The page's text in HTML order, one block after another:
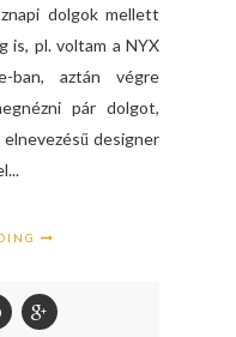
dolgok mellett
is, pl. voltam a NYX
ban, aztán végre
pár dolgot,
designer